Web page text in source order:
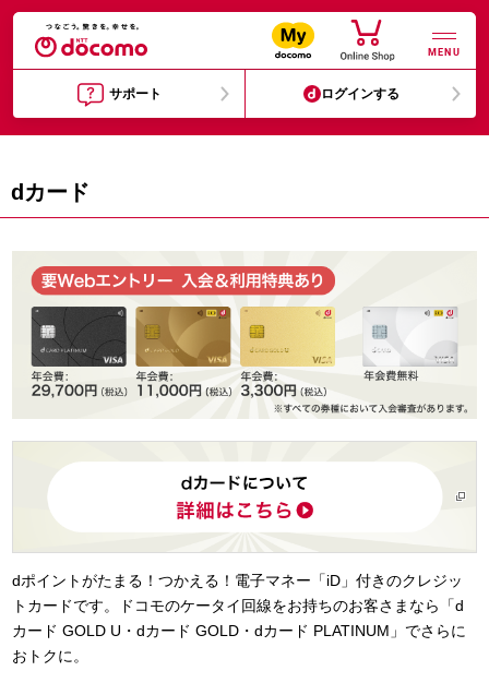
MENU
サポート ログインする
dカード
dポイントがたまる！つかえる！電子マネー「iD」付きのクレジッ
トカードです。ドコモのケータイ回線をお持ちのお客さまなら「d
カード GOLD U・dカード GOLD・dカード PLATINUM」でさらに
おトクに。